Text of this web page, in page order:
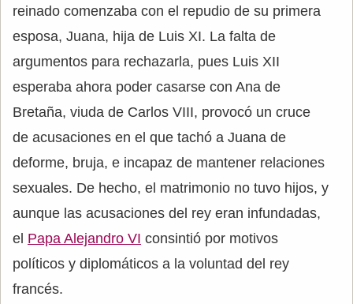
reinado comenzaba con el repudio de su primera
esposa, Juana, hija de Luis XI. La falta de
argumentos para rechazarla, pues Luis XII
esperaba ahora poder casarse con Ana de
Bretaña, viuda de Carlos VIII, provocó un cruce
de acusaciones en el que tachó a Juana de
deforme, bruja, e incapaz de mantener relaciones
sexuales. De hecho, el matrimonio no tuvo hijos, y
aunque las acusaciones del rey eran infundadas,
el Papa Alejandro VI consintió por motivos
políticos y diplomáticos a la voluntad del rey
francés.